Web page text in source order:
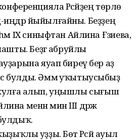
конференцияла Рәсәйҙең төрлө
иңдәр йыйылғайны. Беҙҙең
IX cиныфтан Айлина Ғәзи­ева,
Беҙгә абруйлы
яуап биреү бер аҙ
булды. Әммә уҡытыусыбыҙ
ҡулға алып, уңышлы сығыш
менән мин III дәрәжә
ҡыҙыҡ­лы уҙҙы. Бөтә Рәсәй ауыл